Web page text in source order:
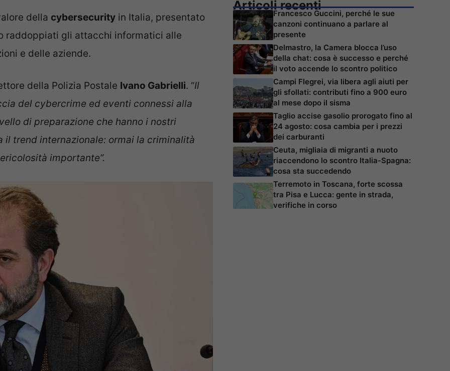
della cybersecurity in Italia, presentato
raddoppiati gli attacchi informatici alle
e delle aziende.
della Polizia Postale Ivano Gabrielli. “Il
del cybercrime ed eventi connessi alla
di preparazione che hanno i nostri
trend internazionale: ormai la criminalità
importante”.
Articoli recenti
Francesco Guccini, perché le sue
canzoni continuano a parlare al
presente
Delmastro, la Camera blocca l’uso
della chat: cosa è successo e perché
il voto accende lo scontro politico
Campi Flegrei, via libera agli aiuti per
gli sfollati: contributi fino a 900 euro
al mese dopo il sisma
Taglio accise gasolio prorogato fino al
24 agosto: cosa cambia per i prezzi
dei carburanti
Ceuta, migliaia di migranti a nuoto
riaccendono lo scontro Italia-Spagna:
cosa sta succedendo
Terremoto in Toscana, forte scossa
tra Pisa e Lucca: gente in strada,
verifiche in corso